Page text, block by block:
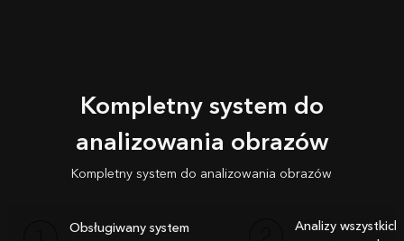
Kompletny system do
analizowania obrazów
Kompletny system do analizowania obrazów
Obsługiwany system
Analizy